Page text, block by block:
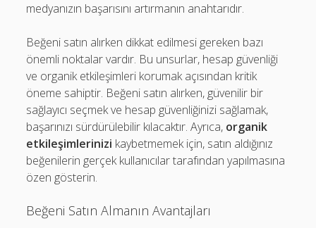
medyanızın başarısını artırmanın anahtarıdır.
Beğeni satın alırken dikkat edilmesi gereken bazı
önemli noktalar vardır. Bu unsurlar, hesap güvenliği
ve organik etkileşimleri korumak açısından kritik
öneme sahiptir. Beğeni satın alırken, güvenilir bir
sağlayıcı seçmek ve hesap güvenliğinizi sağlamak,
başarınızı sürdürülebilir kılacaktır. Ayrıca, organik
etkileşimlerinizi kaybetmemek için, satın aldığınız
beğenilerin gerçek kullanıcılar tarafından yapılmasına
özen gösterin.
Beğeni Satın Almanın Avantajları